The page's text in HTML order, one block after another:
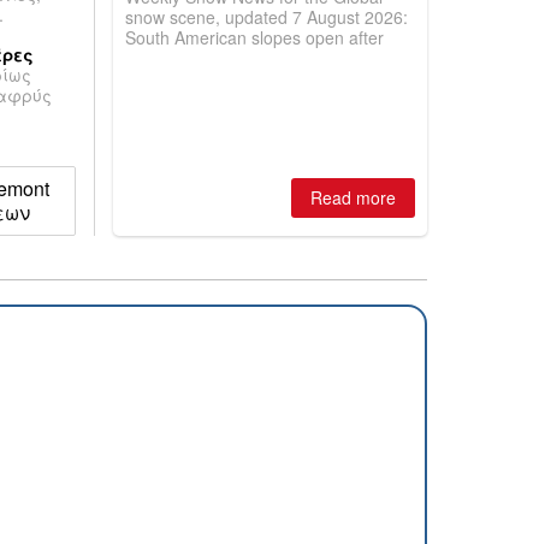
snow scene, updated 7 August 2026:
South American slopes open after
Read more